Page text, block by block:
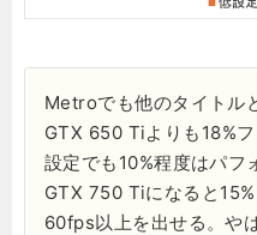
Metroでも他のタイトル
GTX 650 Tiよりも18%
設定でも10%程度はパフ
GTX 750 Tiになると
60fps以上を出せる。や